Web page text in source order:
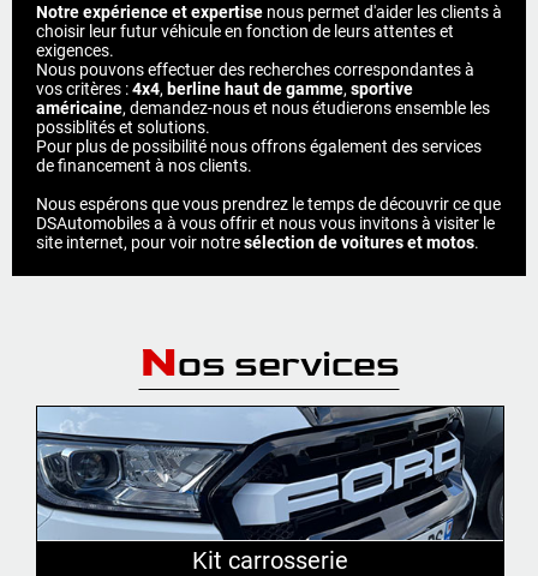
Notre expérience et expertise nous permet d'aider les clients à
choisir leur futur véhicule en fonction de leurs attentes et
exigences.
Nous pouvons effectuer des recherches correspondantes à
vos critères :4x4, berline haut de gamme, sportive
américaine, demandez-nous et nous étudierons ensemble les
possiblités et solutions.
Pour plus de possibilité nous offrons également des services
de financement à nos clients.
Nous espérons que vous prendrez le temps de découvrir ce que
DSAutomobiles a à vous offrir et nous vous invitons à visiter le
site internet, pour voir notresélection de voitures et motos.
Nos services
Kit carrosserie